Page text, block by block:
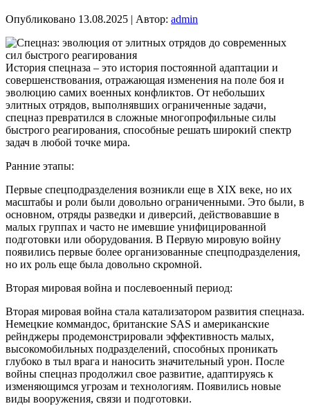
Опубликовано 13.08.2025 | Автор: admin
История спецназа – это история постоянной адаптации и
совершенствования, отражающая изменения на поле боя и
эволюцию самих военных конфликтов. От небольших
элитных отрядов, выполнявших ограниченные задачи,
спецназ превратился в сложные многопрофильные силы
быстрого реагирования, способные решать широкий спектр
задач в любой точке мира.
Ранние этапы:
Первые спецподразделения возникли еще в XIX веке, но их
масштабы и роли были довольно ограниченными. Это были, в
основном, отряды разведки и диверсий, действовавшие в
малых группах и часто не имевшие унифицированной
подготовки или оборудования. В Первую мировую войну
появились первые более организованные спецподразделения,
но их роль еще была довольно скромной.
Вторая мировая война и послевоенный период:
Вторая мировая война стала катализатором развития спецназа.
Немецкие коммандос, британские SAS и американские
рейнджеры продемонстрировали эффективность малых,
высокомобильных подразделений, способных проникать
глубоко в тыл врага и наносить значительный урон. После
войны спецназ продолжил свое развитие, адаптируясь к
изменяющимся угрозам и технологиям. Появились новые
виды вооружения, связи и подготовки.